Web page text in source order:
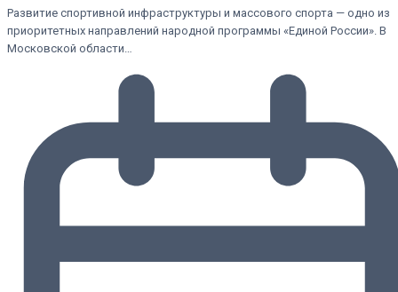
Развитие спортивной инфраструктуры и массового спорта — одно из
приоритетных направлений народной программы «Единой России». В
Московской области…